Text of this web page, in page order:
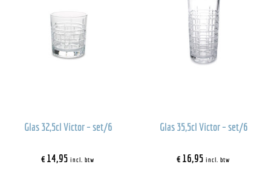
Glas 32,5cl Victor – set/6
€14,95 incl. btw
Glas 35,5cl Victor – set/6
€16,95 incl. btw